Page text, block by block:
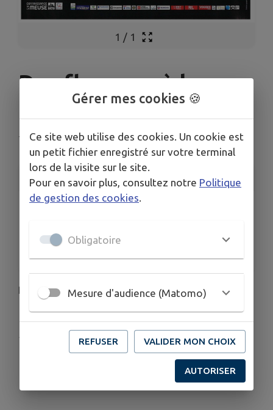
1 / 1
Des flammes à la
lumière
Thierville-sur-Meuse
INFORMATIONS PRATIQUES
LIEU
DATES
Des flammes à la lumière
Publié par Christel
Gérer mes cookies 🍪
Ce site web utilise des cookies. Un cookie est
un petit fichier enregistré sur votre terminal
lors de la visite sur le site.
Pour en savoir plus, consultez notre Politique
de gestion des cookies.
Obligatoire
Mesure d'audience (Matomo)
REFUSER VALIDER MON CHOIX
AUTORISER